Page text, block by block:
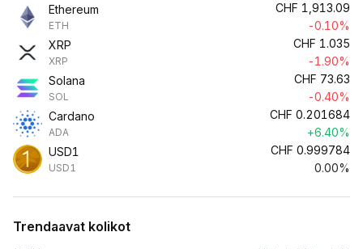
Ethereum
ETH
CHF 1,913.09
-0.10%
XRP
XRP
CHF 1.035
-1.90%
Solana
SOL
CHF 73.63
-0.40%
Cardano
ADA
CHF 0.201684
+6.40%
USD1
USD1
CHF 0.999784
0.00%
Trendaavat kolikot